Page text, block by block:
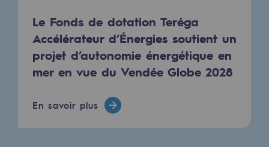
Nos activités
Nos activités
Transport de gaz
Transport de gaz
Le Fonds de dotation Teréga
Accélérateur d’Énergies soutient un
projet d’autonomie énergétique en
mer en vue du Vendée Globe 2028
En savoir plus